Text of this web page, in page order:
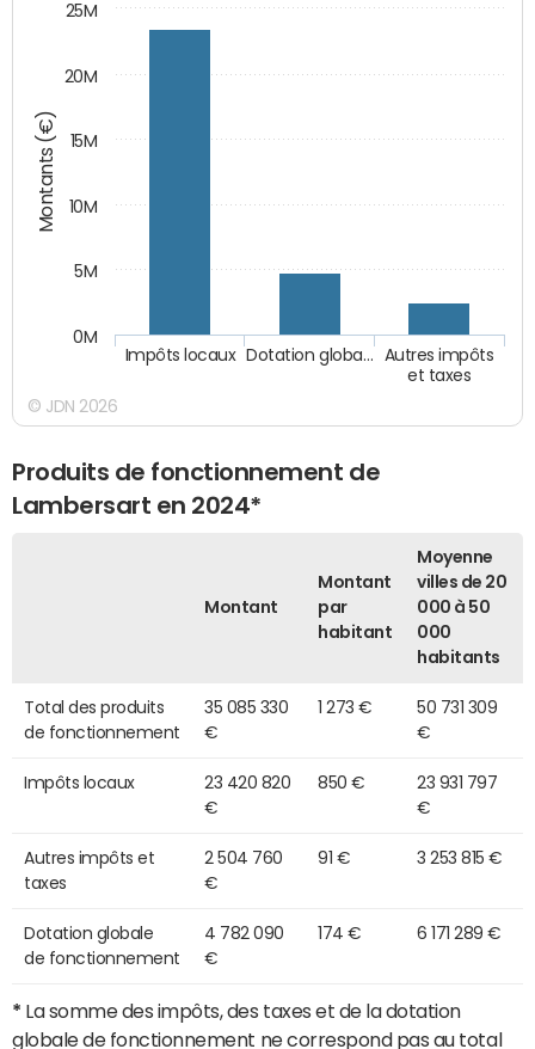
Montants (€)
Autres impôts
et taxes
Dotation globa…
Impôts locaux
0M
5M
10M
15M
20M
25M
© JDN 2026
Produits de fonctionnement de
Lambersart en 2024*
Montant
Montant
par
habitant
Moyenne
villes de 20
000 à 50
000
habitants
Total des produits
de fonctionnement
35 085 330
€
1 273 €
50 731 309
€
Impôts locaux
23 420 820
€
850 €
23 931 797
€
Autres impôts et
taxes
2 504 760
€
91 € 3 253 815 €
Dotation globale
de fonctionnement
4 782 090
€
174 € 6 171 289 €
* La somme des impôts, des taxes et de la dotation
globale de fonctionnement ne correspond pas au total